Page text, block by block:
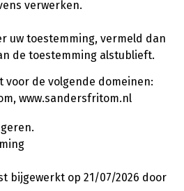
verwerken.
uw toestemming, vermeld dan
de toestemming alstublieft.
voor de volgende domeinen:
www.sandersfritom.nl
bijgewerkt op 21/07/2026 door